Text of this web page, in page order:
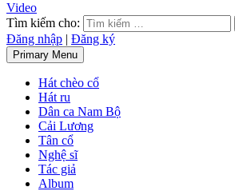
Video
Tìm kiếm cho:
Đăng nhập | Đăng ký
Primary Menu
Hát chèo cổ
Hát ru
Dân ca Nam Bộ
Cải Lương
Tân cổ
Nghệ sĩ
Tác giả
Album